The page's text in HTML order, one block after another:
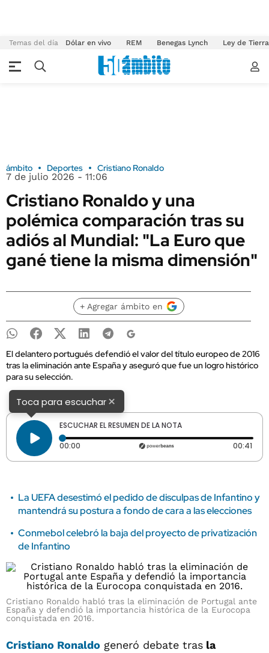
Temas del día Dólar en vivo REM Benegas Lynch Ley de
ámbito Deportes Cristiano Ronaldo
7 de julio 2026 - 11:06
Cristiano Ronaldo y una
polémica comparación tras su
adiós al Mundial: "La Euro que
gané tiene la misma dimensión"
+ Agregar ámbito en
El delantero portugués defendió el valor del título europeo de 2016
tras la eliminación ante España y aseguró que fue un logro histórico
para su selección.
Toca para escuchar×
ESCUCHAR EL RESUMEN DE LA NOTA
00:00 Tiempo transcurrido: 0 segundos 00:41
La UEFA desestimó el pedido de disculpas de Infantino y
mantendrá su postura a fondo de cara a las elecciones
Conmebol celebró la baja del proyecto de privatización
de Infantino
Cristiano Ronaldo habló tras la eliminación de Portugal ante
España y defendió la importancia histórica de la Eurocopa
conquistada en 2016.
Cristiano Ronaldo generó debate tras la